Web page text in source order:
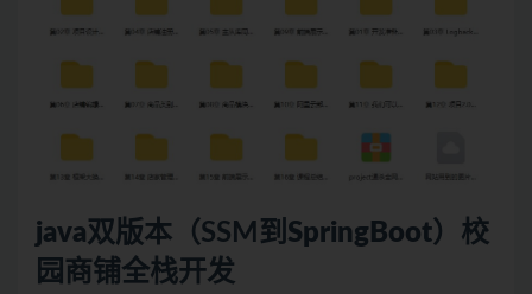
java双版本（SSM到 SpringBoot）校
园商铺全栈开发